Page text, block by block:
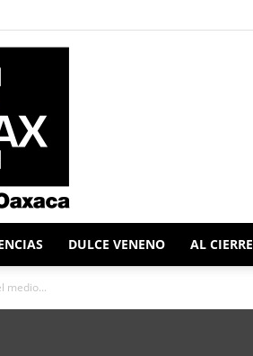
DULCE VENENO AL CIERRE
medio...